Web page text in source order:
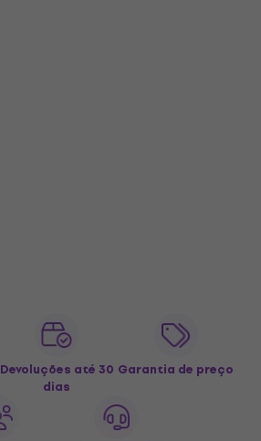
Devoluções até 30
dias
Garantia de preço